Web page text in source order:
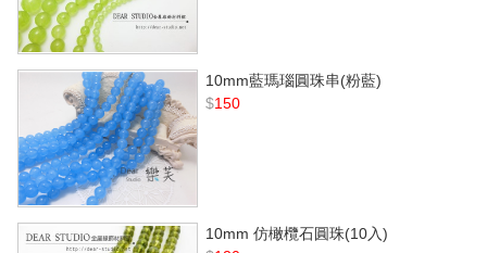
10mm藍瑪瑙圓珠串(粉藍)
$150
10mm 仿橄欖石圓珠(10入)